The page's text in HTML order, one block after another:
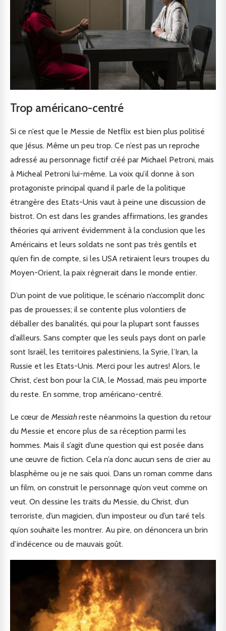
Trop américano-centré
Si ce n’est que le Messie de Netflix est bien plus politisé
que Jésus. Même un peu trop. Ce n’est pas un reproche
adressé au personnage fictif créé par Michael Petroni, mais
à Micheal Petroni lui-même. La voix qu’il donne à son
protagoniste principal quand il parle de la politique
étrangère des Etats-Unis vaut à peine une discussion de
bistrot. On est dans les grandes affirmations, les grandes
théories qui arrivent évidemment à la conclusion que les
Américains et leurs soldats ne sont pas très gentils et
qu’en fin de compte, si les USA retiraient leurs troupes du
Moyen-Orient, la paix règnerait dans le monde entier.
D’un point de vue politique, le scénario n’accomplit donc
pas de prouesses; il se contente plus volontiers de
déballer des banalités, qui pour la plupart sont fausses
d’ailleurs. Sans compter que les seuls pays dont on parle
sont Israël, les territoires palestiniens, la Syrie, l’Iran, la
Russie et les Etats-Unis. Merci pour les autres! Alors, le
Christ, c’est bon pour la CIA, le Mossad, mais peu importe
du reste. En somme, trop américano-centré.
Le cœur de Messiahreste néanmoins la question du retour
du Messie et encore plus de sa réception parmi les
hommes. Mais il s’agit d’une question qui est posée dans
une œuvre de fiction. Cela n’a donc aucun sens de crier au
blasphème ou je ne sais quoi. Dans un roman comme dans
un film, on construit le personnage qu’on veut comme on
veut. On dessine les traits du Messie, du Christ, d’un
terroriste, d’un magicien, d’un imposteur ou d’un taré tels
qu’on souhaite les montrer. Au pire, on dénoncera un brin
d’indécence ou de mauvais goût.